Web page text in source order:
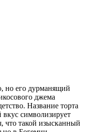
но его дурманящий
джема
Название торта
символизирует
что такой изысканный